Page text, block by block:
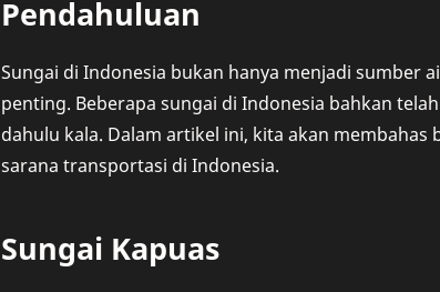
Pendahuluan
Sungai di Indonesia bukan hanya menjadi sumber
penting. Beberapa sungai di Indonesia bahkan
dahulu kala. Dalam artikel ini, kita akan
sarana transportasi di Indonesia.
Sungai Kapuas